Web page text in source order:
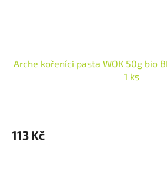
Arche kořenící pasta WOK 50g bio
1 ks
113 Kč